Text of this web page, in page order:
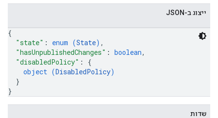
ייצוג ב-JSON
{
"state" : enum (State) ,
"hasUnpublishedChanges" : boolean,
"disabledPolicy" : {
object (DisabledPolicy)
}
}
שדות